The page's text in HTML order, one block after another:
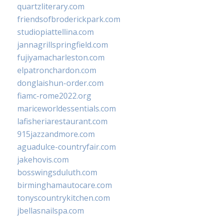
quartzliterary.com
friendsofbroderickpark.com
studiopiattellina.com
jannagrillspringfield.com
fujiyamacharleston.com
elpatronchardon.com
donglaishun-order.com
fiamc-rome2022.org
mariceworldessentials.com
lafisheriarestaurant.com
915jazzandmore.com
aguadulce-countryfair.com
jakehovis.com
bosswingsduluth.com
birminghamautocare.com
tonyscountrykitchen.com
jbellasnailspa.com